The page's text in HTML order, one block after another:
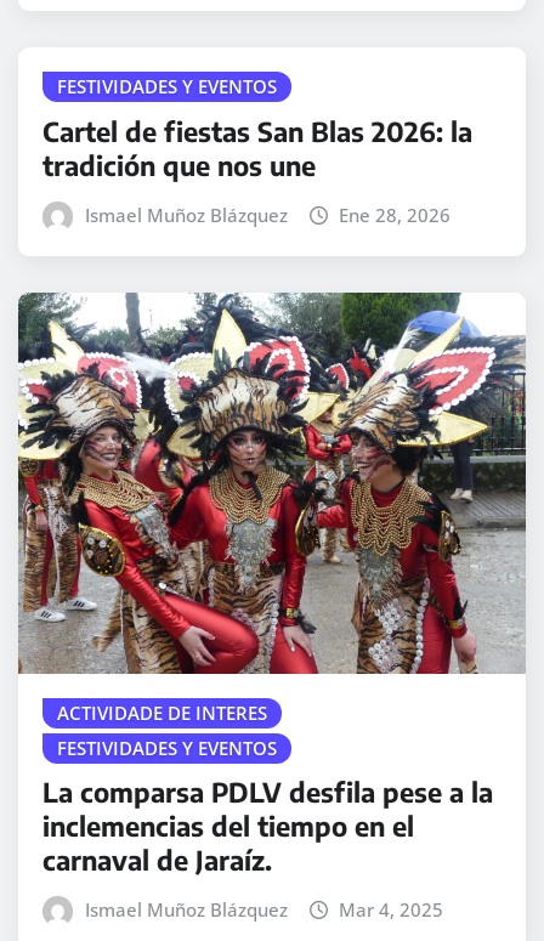
FESTIVIDADES Y EVENTOS
Cartel de fiestas San Blas 2026: la
tradición que nos une
Ismael Muñoz Blázquez Ene 28, 2026
ACTIVIDADE DE INTERES
FESTIVIDADES Y EVENTOS
La comparsa PDLV desfila pese a la
inclemencias del tiempo en el
carnaval de Jaraíz.
Ismael Muñoz Blázquez Mar 4, 2025